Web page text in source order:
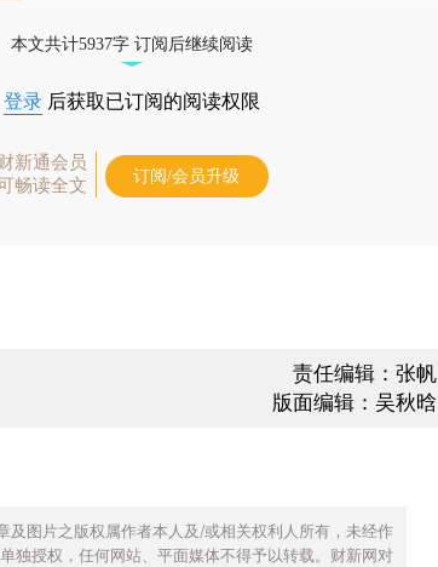
本文共计5937字 订阅后继续阅读
登录 后获取已订阅的阅读权限
新通会员
畅读全文
订阅/会员升级
责任编辑：张帆
版面编辑：吴秋晗
及图片之版权属作者本人及/或相关权利人所有，未经作
独授权，任何网站、平面媒体不得予以转载。财新网对